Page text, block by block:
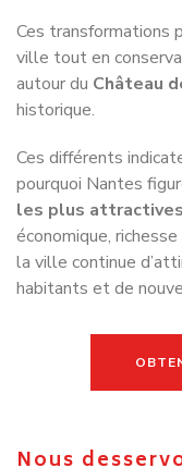
autour duChâteau
historique.
Ces différents
les plus
économique,
la ville continue
habitants et de